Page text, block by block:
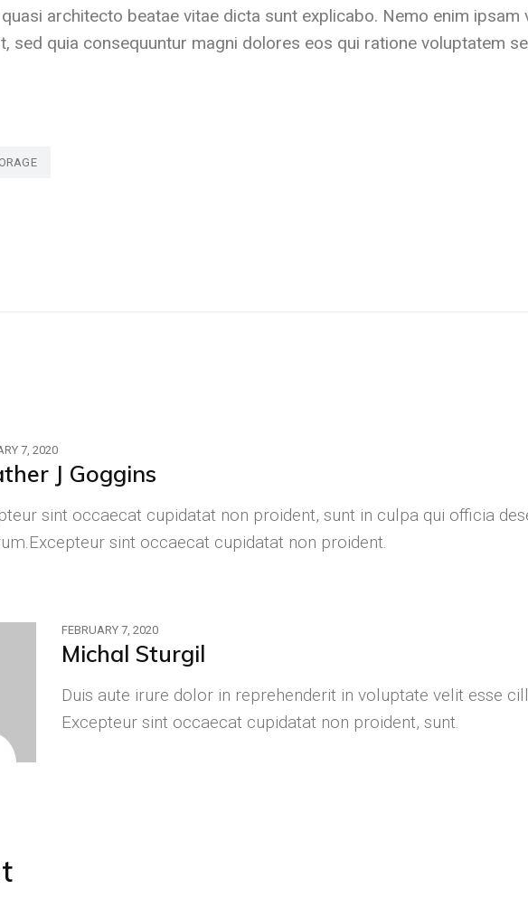
architecto beatae vitae dicta sunt explicabo. Nemo enim
sed quia consequuntur magni dolores eos qui ratione voluptatem
7, 2020
J Goggins
sint occaecat cupidatat non proident, sunt in culpa qui officia
sint occaecat cupidatat non proident.
FEBRUARY 7, 2020
Michal Sturgil
Duis aute irure dolor in reprehenderit in voluptate velit esse
Excepteur sint occaecat cupidatat non proident, sunt.